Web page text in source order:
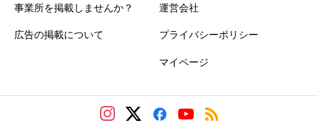
事業所を掲載しませんか？
広告の掲載について
運営会社
プライバシーポリシー
マイページ